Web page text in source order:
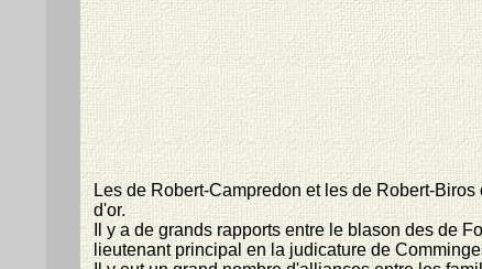
Les de Robert-Campredon et les de Robert-
d'or.
Il y a de grands rapports entre le blason des de
lieutenant principal en la judicature de